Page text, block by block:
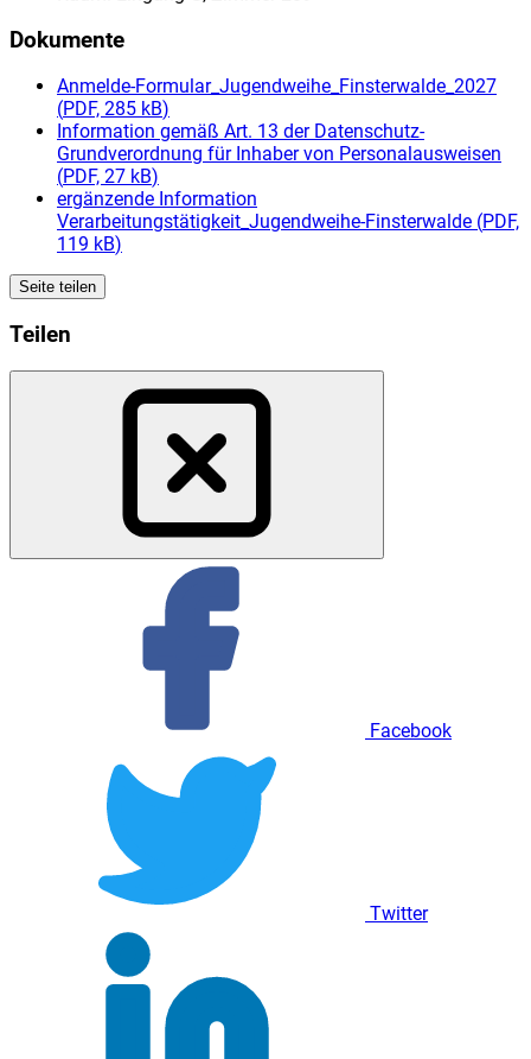
Dokumente
Anmelde-Formular_Jugendweihe_Finsterwalde_2027
(PDF, 285 kB)
Information gemäß Art. 13 der Datenschutz-
Grundverordnung für Inhaber von Personalausweisen
(PDF, 27 kB)
ergänzende Information
Verarbeitungstätigkeit_Jugendweihe-Finsterwalde (PDF,
119 kB)
Seite teilen
Teilen
Facebook
Twitter